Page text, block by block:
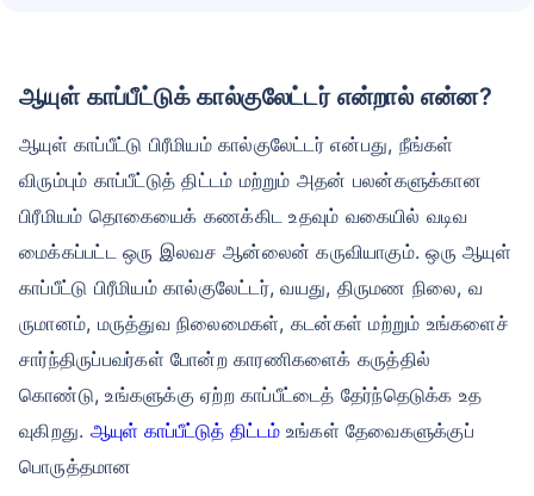
ஆயுள் காப்பீட்டுக் கால்குலேட்டர் என்றால் என்ன?
ஆயுள் காப்பீட்டு பிரீமியம் கால்குலேட்டர் என்பது, நீங்கள்
விரும்பும் காப்பீட்டுத் திட்டம் மற்றும் அதன் பலன்களுக்கான
பிரீமியம் தொகையைக் கணக்கிட உதவும் வகையில் வடிவ
மைக்கப்பட்ட ஒரு இலவச ஆன்லைன் கருவியாகும். ஒரு ஆயுள்
காப்பீட்டு பிரீமியம் கால்குலேட்டர், வயது, திருமண நிலை, வ
ருமானம், மருத்துவ நிலைமைகள், கடன்கள் மற்றும் உங்களைச்
சார்ந்திருப்பவர்கள் போன்ற காரணிகளைக் கருத்தில்
கொண்டு, உங்களுக்கு ஏற்ற காப்பீட்டைத் தேர்ந்தெடுக்க உத
வுகிறது. ஆயுள் காப்பீட்டுத் திட்டம்உங்கள் தேவைகளுக்குப்
பொருத்தமான